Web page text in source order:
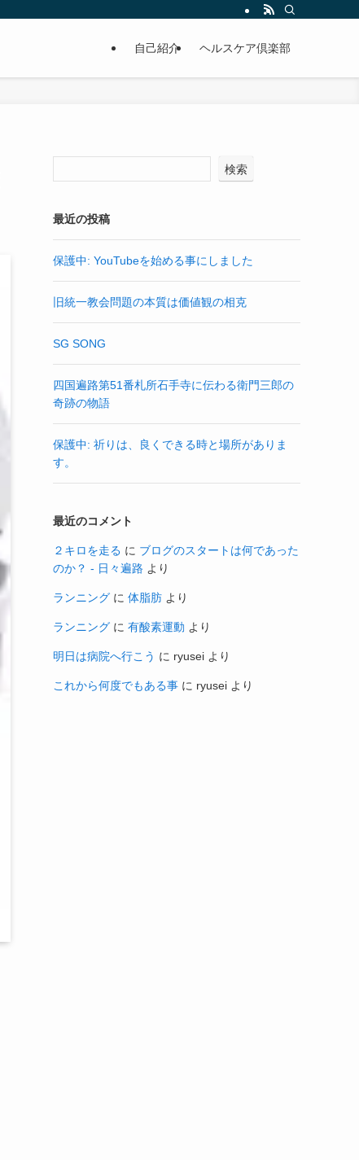
自己紹介 ヘルスケア倶楽部
検索
最近の投稿
保護中: YouTubeを始める事にしました
旧統一教会問題の本質は価値観の相克
SG SONG
四国遍路第51番札所石手寺に伝わる衛門三郎の
奇跡の物語
保護中: 祈りは、良くできる時と場所がありま
す。
最近のコメント
２キロを走る に ブログのスタートは何であった
のか？ - 日々遍路 より
ランニング に 体脂肪 より
ランニング に 有酸素運動 より
明日は病院へ行こう に ryusei より
これから何度でもある事 に ryusei より